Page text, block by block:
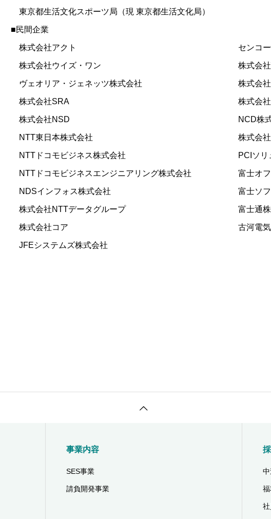
東京都生活文化スポーツ局（現 東京都生活文化局）
■民間企業
株式会社アクト
株式会社ウイズ・ワン
ヴェオリア・ジェネッツ株式会社
株式会社SRA
株式会社NSD
NTT東日本株式会社
NTTドコモビジネス株式会社
NTTドコモビジネスエンジニアリング株式会社
NDSインフォス株式会社
株式会社NTTデータグループ
株式会社コア
JFEシステムズ株式会社
センコー
株式会社
株式会社
株式会社
NCD株
株式会社
PCIソリ
富士オフ
富士ソフ
富士通株
古河電気
事業内容
SES事業
請負開発事業